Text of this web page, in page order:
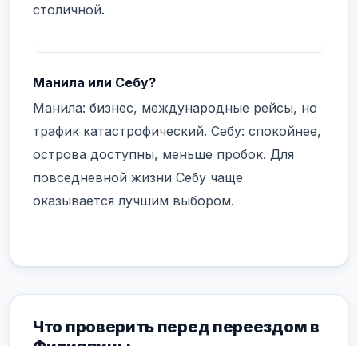
столичной.
Манила или Себу?
Манила: бизнес, международные рейсы, но
трафик катастрофический. Себу: спокойнее,
острова доступны, меньше пробок. Для
повседневной жизни Себу чаще
оказывается лучшим выбором.
Что проверить перед переездом в